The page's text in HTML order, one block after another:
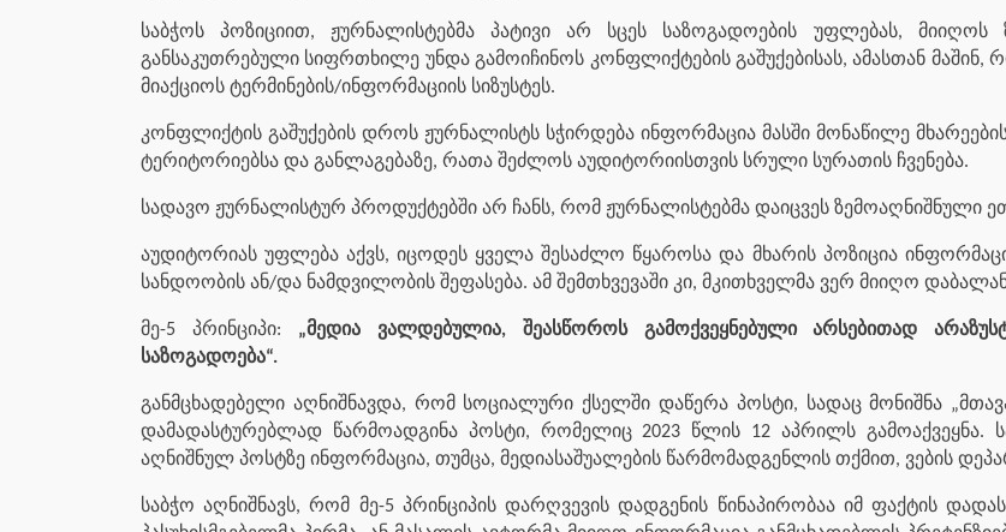
საბჭოს პოზიციით, ჟურნალისტებმა პატივი არ სცეს საზოგადოების უფლებას,
განსაკუთრებული სიფრთხილე უნდა გამოიჩინოს კონფლიქტების გაშუქებისას, ამასთან მაშინ,
მიაქციოს ტერმინების/ინფორმაციის სიზუსტეს.
კონფლიქტის გაშუქების დროს ჟურნალისტს სჭირდება ინფორმაცია მასში მონაწილე მხარეების,
ტერიტორიებსა და განლაგებაზე, რათა შეძლოს აუდიტორიისთვის სრული სურათის ჩვენება.
სადავო ჟურნალისტურ პროდუქტებში არ ჩანს, რომ ჟურნალისტებმა დაიცვეს ზემოაღნიშნული
აუდიტორიას უფლება აქვს, იცოდეს ყველა შესაძლო წყაროსა და მხარის პოზიცია
სანდოობის ან/და ნამდვილობის შეფასება. ამ შემთხვევაში კი, მკითხველმა ვერ მიიღო
მე-5 პრინციპი: „მედია ვალდებულია, შეასწოროს გამოქვეყნებული არსებითად
საზოგადოება“.
განმცხადებელი აღნიშნავდა, რომ სოციალური ქსელში დაწერა პოსტი, სადაც მონიშნა
დამადასტურებლად წარმოადგინა პოსტი, რომელიც 2023 წლის 12 აპრილს გამოაქვეყნა.
აღნიშნულ პოსტზე ინფორმაცია, თუმცა, მედიასაშუალების წარმომადგენლის თქმით, ვების
საბჭო აღნიშნავს, რომ მე-5 პრინციპის დარღვევის დადგენის წინაპირობაა იმ ფაქტის